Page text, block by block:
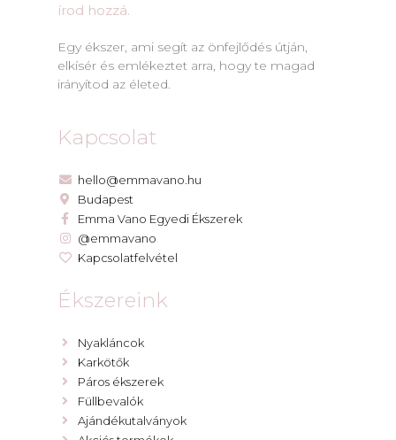
írod hozzá.​
Egy ékszer, ami segít az önfejlődés útján,
elkísér és emlékeztet arra, hogy te magad
irányítod az életed.
Kapcsolat
hello@emmavano.hu
Budapest
Emma Vano Egyedi Ékszerek
@emmavano
Kapcsolatfelvétel
Ékszereink
Nyakláncok
Karkötők
Páros ékszerek
Füllbevalók
Ajándékutalványok